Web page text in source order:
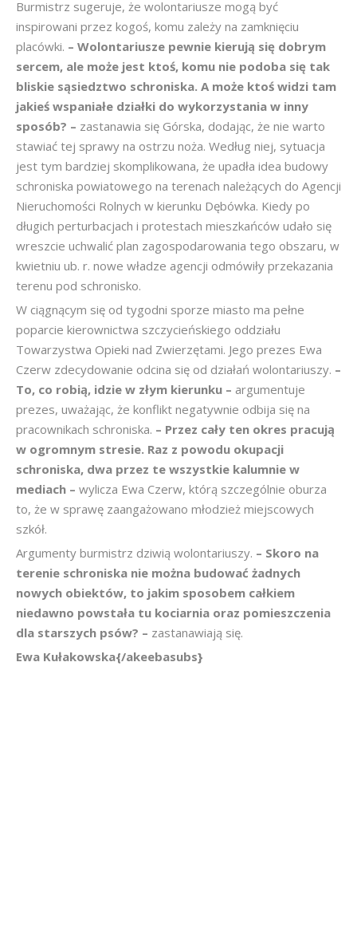
Burmistrz sugeruje, że wolontariusze mogą być
inspirowani przez kogoś, komu zależy na zamknięciu
placówki. – Wolontariusze pewnie kierują się dobrym
sercem, ale może jest ktoś, komu nie podoba się tak
bliskie sąsiedztwo schroniska. A może ktoś widzi tam
jakieś wspaniałe działki do wykorzystania w inny
sposób? – zastanawia się Górska, dodając, że nie warto
stawiać tej sprawy na ostrzu noża. Według niej, sytuacja
jest tym bardziej skomplikowana, że upadła idea budowy
schroniska powiatowego na terenach należących do Agencji
Nieruchomości Rolnych w kierunku Dębówka. Kiedy po
długich perturbacjach i protestach mieszkańców udało się
wreszcie uchwalić plan zagospodarowania tego obszaru, w
kwietniu ub. r. nowe władze agencji odmówiły przekazania
terenu pod schronisko.
W ciągnącym się od tygodni sporze miasto ma pełne
poparcie kierownictwa szczycieńskiego oddziału
Towarzystwa Opieki nad Zwierzętami. Jego prezes Ewa
Czerw zdecydowanie odcina się od działań wolontariuszy. –
To, co robią, idzie w złym kierunku – argumentuje
prezes, uważając, że konflikt negatywnie odbija się na
pracownikach schroniska. – Przez cały ten okres pracują
w ogromnym stresie. Raz z powodu okupacji
schroniska, dwa przez te wszystkie kalumnie w
mediach – wylicza Ewa Czerw, którą szczególnie oburza
to, że w sprawę zaangażowano młodzież miejscowych
szkół.
Argumenty burmistrz dziwią wolontariuszy. – Skoro na
terenie schroniska nie można budować żadnych
nowych obiektów, to jakim sposobem całkiem
niedawno powstała tu kociarnia oraz pomieszczenia
dla starszych psów? – zastanawiają się.
Ewa Kułakowska{/akeebasubs}